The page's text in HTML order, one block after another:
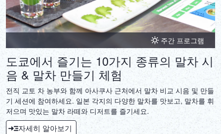
주간 프로그램
도쿄에서 즐기는 10가지 종류의 말차 시
음 & 말차 만들기 체험
전직 교토 차 농부와 함께 아사쿠사 근처에서 말차 비교 시음 및 만들
기 세션에 참여하세요. 일본 각지의 다양한 말차를 맛보고, 말차를 휘
저으며 맛있는 말차 라떼와 디저트를 즐기세요.
자세히 알아보기